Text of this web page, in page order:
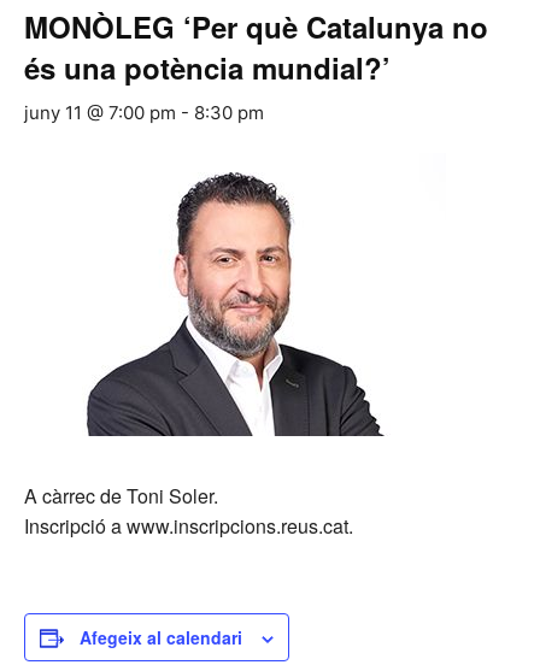
MONÒLEG ‘Per què Catalunya no
és una potència mundial?’
juny 11 @ 7:00 pm - 8:30 pm
A càrrec de Toni Soler.
Inscripció a www.inscripcions.reus.cat.
Afegeix al calendari